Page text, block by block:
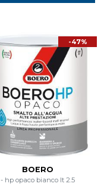
-47%
BOERO
- hp opaco bianco lt 2.5